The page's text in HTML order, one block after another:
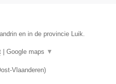
en in de provincie Luik.
Google maps ▼
Vlaanderen)